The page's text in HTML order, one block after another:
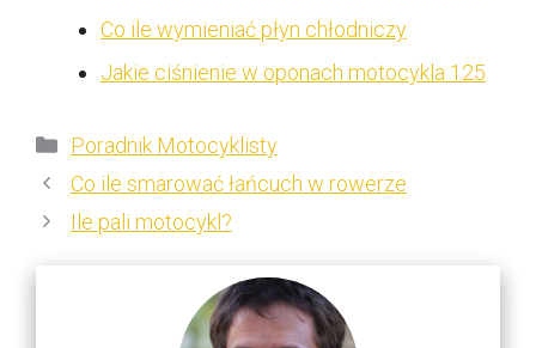
Co ile wymieniać płyn chłodniczy
Jakie ciśnienie w oponach motocykla 125
Kategorie
Poradnik Motocyklisty
Co ile smarować łańcuch w rowerze
Ile pali motocykl?